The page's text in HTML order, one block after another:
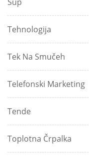
Tehnologija
Tek Na Smučeh
Telefonski Marketing
Tende
Toplotna Črpalka